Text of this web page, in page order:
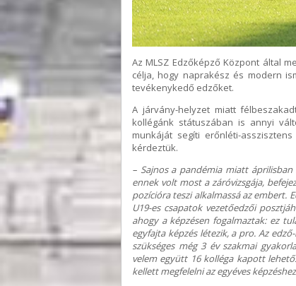
Az MLSZ Edzőképző Központ által
célja, hogy naprakész és modern
tevékenykedő edzőket.
A járvány-helyzet miatt
kollégánk státuszában is annyi
munkáját segíti erőnléti-
kérdeztük.
– Sajnos a pandémia miatt
ennek volt most a záróvizsgája,
pozícióra teszi alkalmassá az embert.
U19-es csapatok vezetőedzői
ahogy a képzésen fogalmaztak: ez
egyfajta képzés létezik, a pro. Az
szükséges még 3 év szakmai
velem együtt 16 kolléga kapott
kellett megfelelni az egyéves